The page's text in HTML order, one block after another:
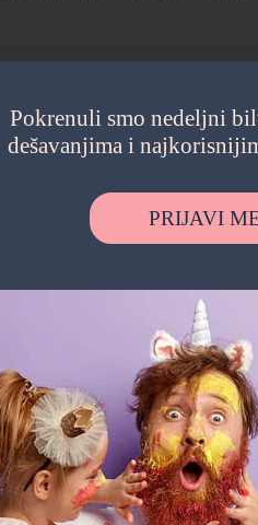
prostoru u Zemunu ili na bilo
terenu, bašti kafića ili otvorenom
kuću sa kojom sarađujemo za hranu
roditelje. 🍰🥤
Možda vas
Pokrenuli smo nedeljni
dešavanjima i
PRIJAVI